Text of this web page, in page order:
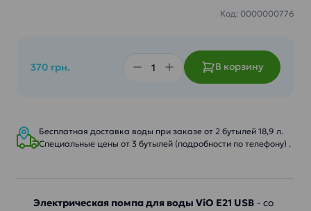
Код: 0000000776
370 грн. В корзину
Бесплатная доставка воды при заказе от 2 бутылей 18,9 л.
Специальные цены от 3 бутылей (подробности по телефону) .
Электрическая помпа для воды ViO E21 USB - со